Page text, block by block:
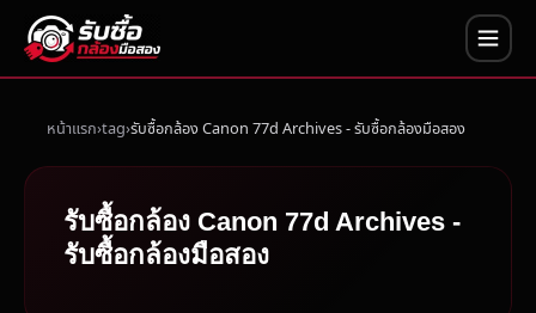
หน้าแรก tag รับซื้อกล้อง Canon 77d Archives - รับซื้อกล้องมือสอง
รับซื้อกล้อง Canon 77d Archives -
รับซื้อกล้องมือสอง